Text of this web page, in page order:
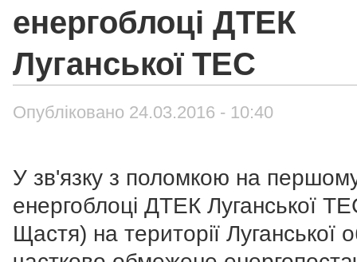
енергоблоці ДТЕК
Луганської ТЕС
Опубліковано 24.03.2016 - 10:40
У зв'язку з поломкою на
енергоблоці ДТЕК Луганської
Щастя) на території Луганської